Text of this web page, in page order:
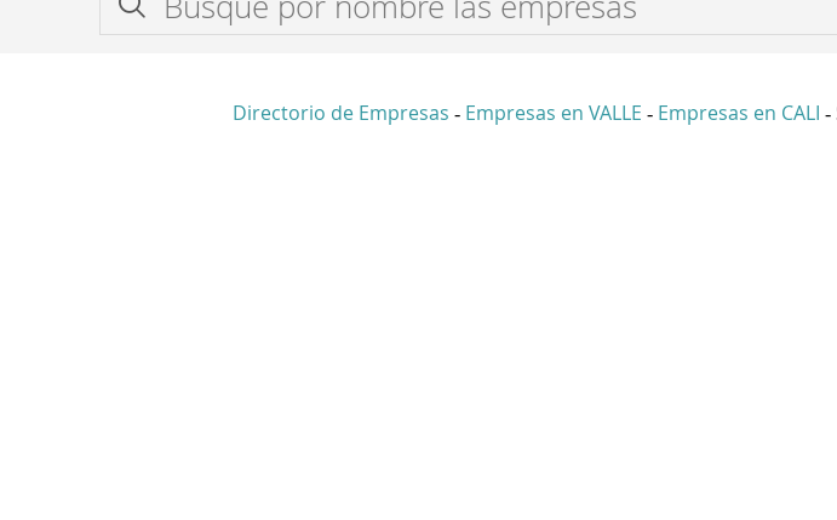
Directorio de Empresas - Empresas en VALLE - Empresas en CALI -